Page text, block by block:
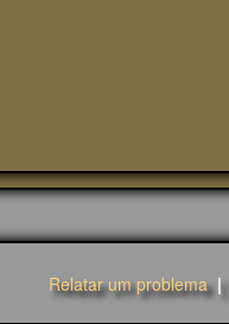
Relatar um problema|